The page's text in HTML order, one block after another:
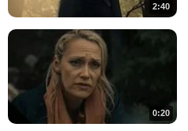
2:40
0:20